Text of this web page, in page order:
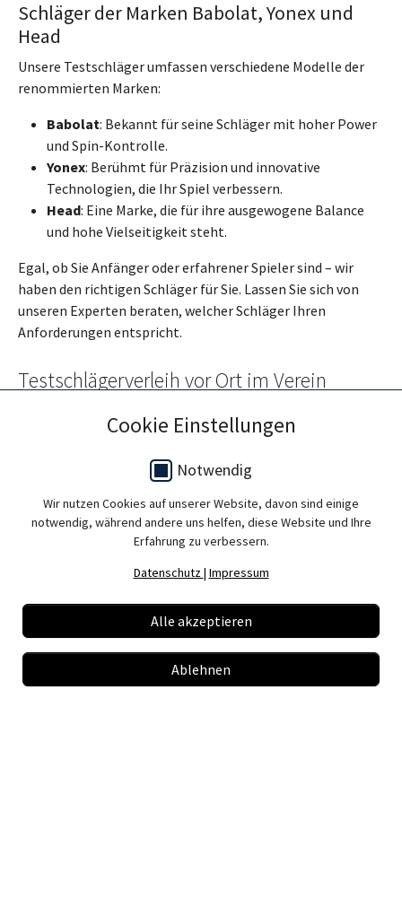
Schläger der Marken Babolat, Yonex und
Head
Unsere Testschläger umfassen verschiedene Modelle der
renommierten Marken:
Babolat: Bekannt für seine Schläger mit hoher Power
und Spin-Kontrolle.
Yonex: Berühmt für Präzision und innovative
Technologien, die Ihr Spiel verbessern.
Head: Eine Marke, die für ihre ausgewogene Balance
und hohe Vielseitigkeit steht.
Egal, ob Sie Anfänger oder erfahrener Spieler sind – wir
haben den richtigen Schläger für Sie. Lassen Sie sich von
unseren Experten beraten, welcher Schläger Ihren
Anforderungen entspricht.
Testschlägerverleih vor Ort im Verein
Zusätzlich bieten wir unseren Testschlägerverleih auch
direkt bei unseren Partnervereinen an. Unsere qualifizierten
Tennistrainer sind vor Ort und unterstützen Sie dabei, den
passenden Schläger zu finden. Profitieren Sie von einer
persönlichen Beratung durch unsere Trainer und testen Sie
verschiedene Schläger direkt auf dem Vereinsplatz.
Cookie Einstellungen
Notwendig
Wir nutzen Cookies auf unserer Website, davon sind einige
notwendig, während andere uns helfen, diese Website und Ihre
Erfahrung zu verbessern.
Datenschutz| Impressum
Alle akzeptieren
Ablehnen